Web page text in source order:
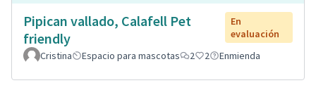
Pipican vallado, Calafell Pet
friendly
En
evaluación
Cristina
Espacio para mascotas 2 2 Enmienda